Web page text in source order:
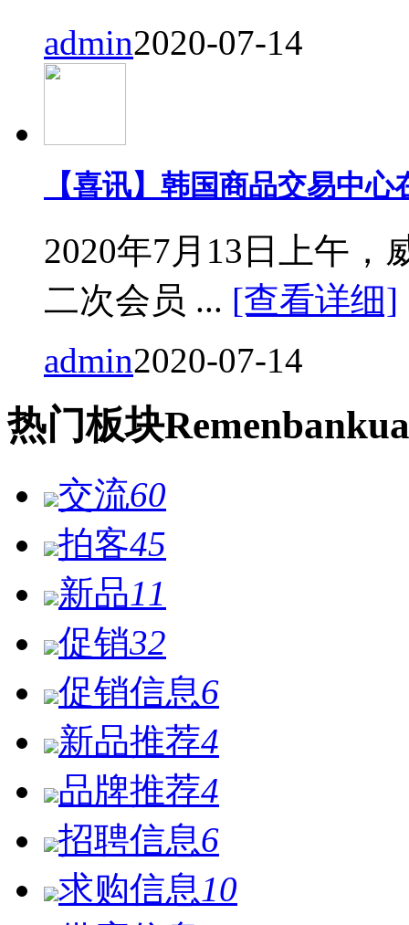
admin2020-07-14
【喜讯】韩国商品交易中
2020年7月13日上午，
二次会员 ... [查看详细]
admin2020-07-14
热门板块Remen
交流60
拍客45
新品11
促销32
促销信息6
新品推荐4
品牌推荐4
招聘信息6
求购信息 10